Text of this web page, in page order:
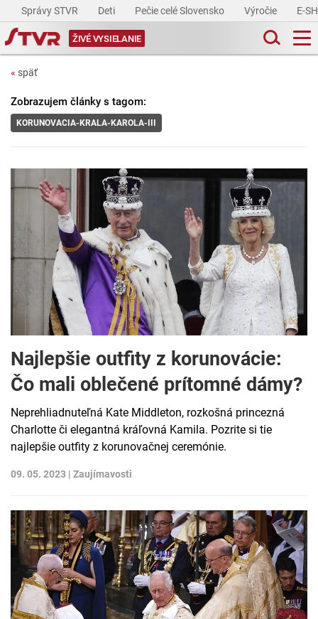
Správy STVR Deti Pečie celé Slovensko Výročie E-
ŽIVÉ VYSIELANIE
« späť
Zobrazujem články s tagom:
KORUNOVACIA-KRALA-KAROLA-III
Najlepšie outfity z korunovácie:
Čo mali oblečené prítomné dámy?
Neprehliadnuteľná Kate Middleton, rozkošná princezná
Charlotte či elegantná kráľovná Kamila. Pozrite si tie
najlepšie outfity z korunovačnej ceremónie.
09. 05. 2023 | Zaujímavosti